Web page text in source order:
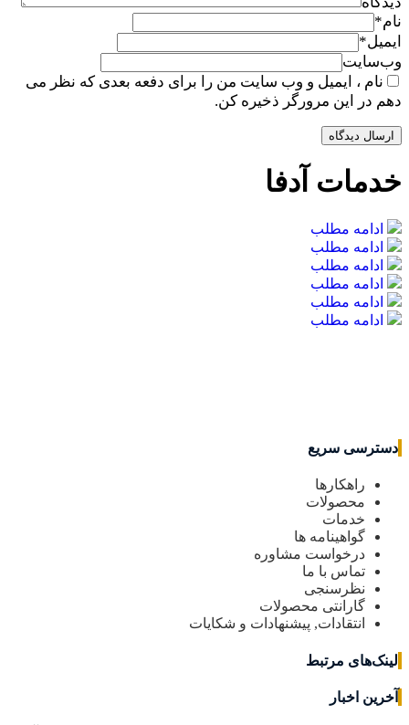
نام*
ایمیل*
وب‌سایت
نام ، ایمیل و وب سایت من را برای دفعه بعدی که نظر می
دهم در این مرورگر ذخیره کن.
خدمات آدفا
ادامه مطلب
ادامه مطلب
ادامه مطلب
ادامه مطلب
ادامه مطلب
ادامه مطلب
دسترسی سریع
راهکارها
محصولات
خدمات
گواهینامه ها
درخواست مشاوره
تماس با ما
نظرسنجی
گارانتی محصولات
انتقادات, پیشنهادات و شکایات
لینک‌های مرتبط
آخرین اخبار